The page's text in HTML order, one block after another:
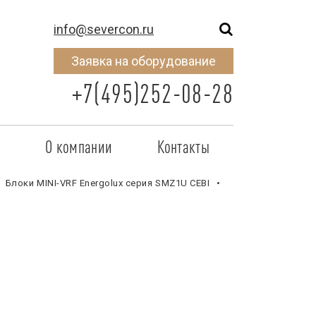
info@severcon.ru
Заявка на оборудование
+7(495)252-08-28
О компании
SEVERCON
Контакты
Блоки MINI-VRF Energolux серия SMZ1U CEBI